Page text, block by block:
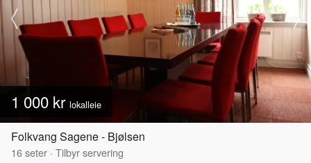
1 000 kr lokalleie
Folkvang Sagene - Bjølsen
16seter · Tilbyr servering